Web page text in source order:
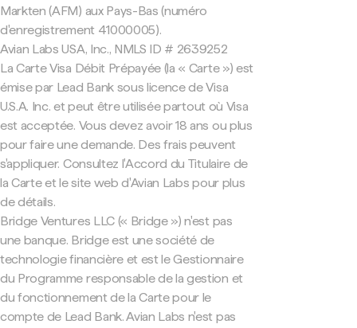
Markten (AFM) aux Pays-Bas (numéro
d'enregistrement 41000005).
Avian Labs USA, Inc., NMLS ID # 2639252
La Carte Visa Débit Prépayée (la « Carte ») est
émise par Lead Bank sous licence de Visa
U.S.A. Inc. et peut être utilisée partout où Visa
est acceptée. Vous devez avoir 18 ans ou plus
pour faire une demande. Des frais peuvent
s'appliquer. Consultez l'Accord du Titulaire de
la Carte et le site web d'Avian Labs pour plus
de détails.
Bridge Ventures LLC (« Bridge ») n'est pas
une banque. Bridge est une société de
technologie financière et est le Gestionnaire
du Programme responsable de la gestion et
du fonctionnement de la Carte pour le
compte de Lead Bank. Avian Labs n'est pas